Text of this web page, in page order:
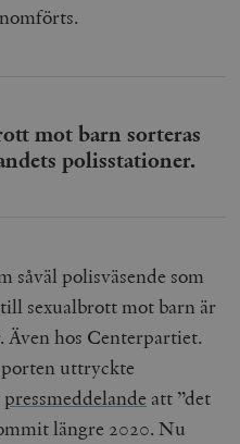
mot barn sorteras
polisstationer.
såväl polisväsende som
sexualbrott mot barn är
hos Centerpartiet.
uttryckte
pressmeddelande att ”det
längre 2020. Nu